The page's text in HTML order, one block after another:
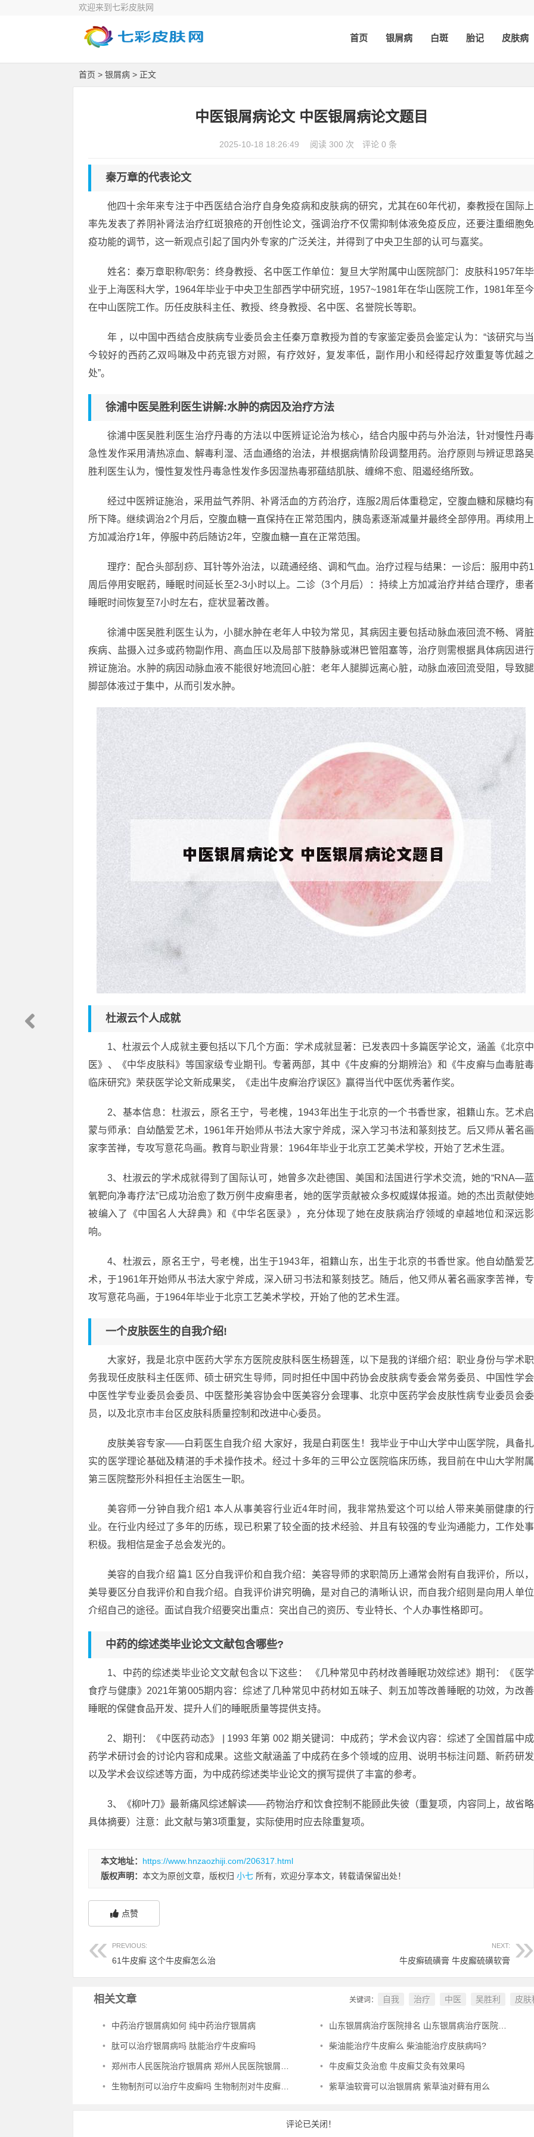
欢迎来到七彩皮肤网
首页 银屑病 白斑 胎记 皮肤病
首页 > 银屑病 > 正文
中医银屑病论文 中医银屑病论文题目
2025-10-18 18:26:49 阅读 300 次 评论 0 条
秦万章的代表论文
他四十余年来专注于中西医结合治疗自身免疫病和皮肤病的研究，尤其在60年代初，秦教授在国际上
率先发表了养阴补肾法治疗红斑狼疮的开创性论文，强调治疗不仅需抑制体液免疫反应，还要注重细胞免
疫功能的调节，这一新观点引起了国内外专家的广泛关注，并得到了中央卫生部的认可与嘉奖。
姓名：秦万章职称/职务：终身教授、名中医工作单位：复旦大学附属中山医院部门：皮肤科1957年毕
业于上海医科大学，1964年毕业于中央卫生部西学中研究班，1957~1981年在华山医院工作，1981年至今
在中山医院工作。历任皮肤科主任、教授、终身教授、名中医、名誉院长等职。
年 ，以中国中西结合皮肤病专业委员会主任秦万章教授为首的专家鉴定委员会鉴定认为：“该研究与当
今较好的西药乙双吗啉及中药克银方对照，有疗效好，复发率低，副作用小和经得起疗效重复等优越之
处”。
徐浦中医吴胜利医生讲解:水肿的病因及治疗方法
徐浦中医吴胜利医生治疗丹毒的方法以中医辨证论治为核心，结合内服中药与外治法，针对慢性丹毒
急性发作采用清热凉血、解毒利湿、活血通络的治法，并根据病情阶段调整用药。治疗原则与辨证思路吴
胜利医生认为，慢性复发性丹毒急性发作多因湿热毒邪蕴结肌肤、缠绵不愈、阻遏经络所致。
经过中医辨证施治，采用益气养阴、补肾活血的方药治疗，连服2周后体重稳定，空腹血糖和尿糖均有
所下降。继续调治2个月后，空腹血糖一直保持在正常范围内，胰岛素逐渐减量并最终全部停用。再续用上
方加减治疗1年，停服中药后随访2年，空腹血糖一直在正常范围。
理疗：配合头部刮痧、耳针等外治法，以疏通经络、调和气血。治疗过程与结果：一诊后：服用中药1
周后停用安眠药，睡眠时间延长至2-3小时以上。二诊（3个月后）：持续上方加减治疗并结合理疗，患者
睡眠时间恢复至7小时左右，症状显著改善。
徐浦中医吴胜利医生认为，小腿水肿在老年人中较为常见，其病因主要包括动脉血液回流不畅、肾脏
疾病、盐摄入过多或药物副作用、高血压以及局部下肢静脉或淋巴管阻塞等，治疗则需根据具体病因进行
辨证施治。水肿的病因动脉血液不能很好地流回心脏：老年人腿脚远离心脏，动脉血液回流受阻，导致腿
脚部体液过于集中，从而引发水肿。
杜淑云个人成就
1、杜淑云个人成就主要包括以下几个方面：学术成就显著：已发表四十多篇医学论文，涵盖《北京中
医》、《中华皮肤科》等国家级专业期刊。专著两部，其中《牛皮癣的分期辨治》和《牛皮癣与血毒脏毒
临床研究》荣获医学论文新成果奖，《走出牛皮癣治疗误区》赢得当代中医优秀著作奖。
2、基本信息：杜淑云，原名王宁，号老槐，1943年出生于北京的一个书香世家，祖籍山东。艺术启
蒙与师承：自幼酷爱艺术，1961年开始师从书法大家宁斧成，深入学习书法和篆刻技艺。后又师从著名画
家李苦禅，专攻写意花鸟画。教育与职业背景：1964年毕业于北京工艺美术学校，开始了艺术生涯。
3、杜淑云的学术成就得到了国际认可，她曾多次赴德国、美国和法国进行学术交流，她的“RNA—蓝
氧靶向净毒疗法”已成功治愈了数万例牛皮癣患者，她的医学贡献被众多权威媒体报道。她的杰出贡献使她
被编入了《中国名人大辞典》和《中华名医录》，充分体现了她在皮肤病治疗领域的卓越地位和深远影
响。
4、杜淑云，原名王宁，号老槐，出生于1943年，祖籍山东，出生于北京的书香世家。他自幼酷爱艺
术，于1961年开始师从书法大家宁斧成，深入研习书法和篆刻技艺。随后，他又师从著名画家李苦禅，专
攻写意花鸟画，于1964年毕业于北京工艺美术学校，开始了他的艺术生涯。
一个皮肤医生的自我介绍!
大家好，我是北京中医药大学东方医院皮肤科医生杨碧莲，以下是我的详细介绍：职业身份与学术职
务我现任皮肤科主任医师、硕士研究生导师，同时担任中国中药协会皮肤病专委会常务委员、中国性学会
中医性学专业委员会委员、中医整形美容协会中医美容分会理事、北京中医药学会皮肤性病专业委员会委
员，以及北京市丰台区皮肤科质量控制和改进中心委员。
皮肤美容专家——白莉医生自我介绍 大家好，我是白莉医生！我毕业于中山大学中山医学院，具备扎
实的医学理论基础及精湛的手术操作技术。经过十多年的三甲公立医院临床历练，我目前在中山大学附属
第三医院整形外科担任主治医生一职。
美容师一分钟自我介绍1 本人从事美容行业近4年时间，我非常热爱这个可以给人带来美丽健康的行
业。在行业内经过了多年的历练，现已积累了较全面的技术经验、并且有较强的专业沟通能力，工作处事
积极。我相信是金子总会发光的。
美容的自我介绍 篇1 区分自我评价和自我介绍：美容导师的求职简历上通常会附有自我评价，所以，
美导要区分自我评价和自我介绍。自我评价讲究明确，是对自己的清晰认识，而自我介绍则是向用人单位
介绍自己的途径。面试自我介绍要突出重点：突出自己的资历、专业特长、个人办事性格即可。
中药的综述类毕业论文文献包含哪些?
1、中药的综述类毕业论文文献包含以下这些： 《几种常见中药材改善睡眠功效综述》期刊：《医学
食疗与健康》2021年第005期内容：综述了几种常见中药材如五味子、刺五加等改善睡眠的功效，为改善
睡眠的保健食品开发、提升人们的睡眠质量等提供支持。
2、期刊：《中医药动态》 | 1993 年第 002 期关键词：中成药；学术会议内容：综述了全国首届中成
药学术研讨会的讨论内容和成果。这些文献涵盖了中成药在多个领域的应用、说明书标注问题、新药研发
以及学术会议综述等方面，为中成药综述类毕业论文的撰写提供了丰富的参考。
3、《柳叶刀》最新痛风综述解读——药物治疗和饮食控制不能顾此失彼（重复项，内容同上，故省略
具体摘要）注意：此文献与第3项重复，实际使用时应去除重复项。
本文地址： https://www.hnzaozhiji.com/206317.html
版权声明： 本文为原创文章，版权归 小七 所有，欢迎分享本文，转载请保留出处！
点赞
PREVIOUS:
61牛皮癣 这个牛皮癣怎么治
NEXT:
牛皮癣硫磺膏 牛皮廨硫磺软膏
相关文章 关键词： 自我 治疗 中医 吴胜利 皮肤
• 中药治疗银屑病如何 纯中药治疗银屑病 • 山东银屑病治疗医院排名 山东银屑病治疗医院排名榜
• 肽可以治疗银屑病吗 肽能治疗牛皮癣吗 • 柴油能治疗牛皮癣么 柴油能治疗皮肤病吗?
• 郑州市人民医院治疗银屑病 郑州人民医院银屑病专家 • 牛皮癣艾灸治愈 牛皮癣艾灸有效果吗
• 生物制剂可以治疗牛皮癣吗 生物制剂对牛皮癣管用吗 • 紫草油软膏可以治银屑病 紫草油对藓有用么
评论已关闭！